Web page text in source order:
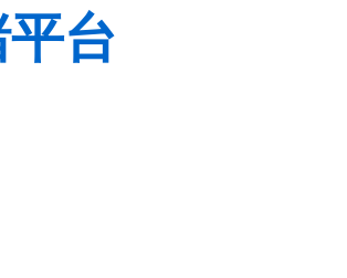
台